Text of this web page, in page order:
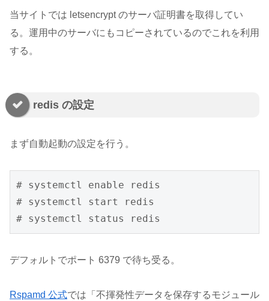
当サイトでは letsencrypt のサーバ証明書を取得してい
る。運用中のサーバにもコピーされているのでこれを利用
する。
redis の設定
まず自動起動の設定を行う。
# systemctl enable redis
# systemctl start redis
# systemctl status redis
デフォルトでポート 6379 で待ち受る。
Rspamd 公式では「不揮発性データを保存するモジュール